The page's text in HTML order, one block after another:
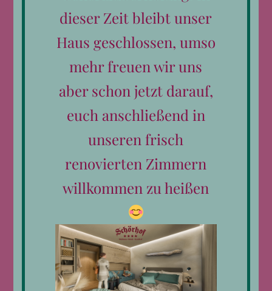
Telefon: 0043 6582 792
E-Mail:
hotel@schoerhof.at
Datenschutzerklärung
dieser Zeit bleibt unser
Haus geschlossen, umso
mehr freuen wir uns
aber schon jetzt darauf,
euch anschließend in
unseren frisch
renovierten Zimmern
willkommen zu heißen